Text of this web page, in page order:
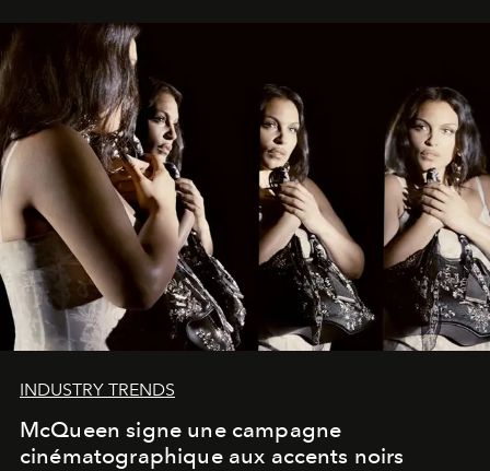
INDUSTRY TRENDS
McQueen signe une campagne
cinématographique aux accents noirs